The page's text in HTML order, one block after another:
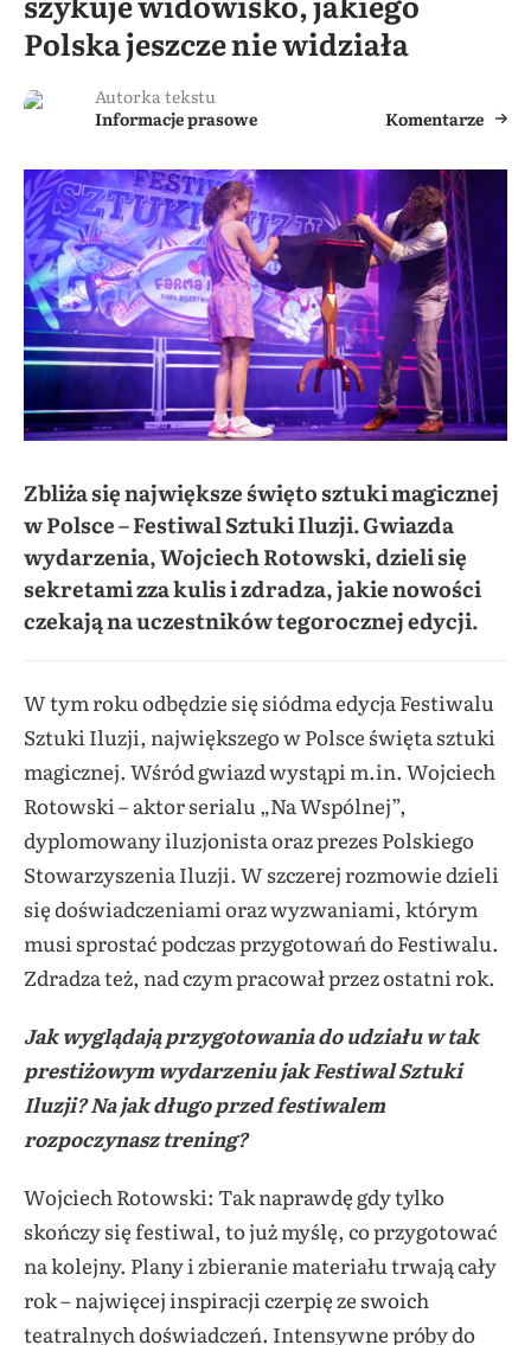
Polska jeszcze nie widziała
Autorka tekstu
Informacje prasowe
Komentarze
Zbliża się największe święto sztuki magicznej
w Polsce – Festiwal Sztuki Iluzji. Gwiazda
wydarzenia, Wojciech Rotowski, dzieli się
sekretami zza kulis i zdradza, jakie nowości
czekają na uczestników tegorocznej edycji.
W tym roku odbędzie się siódma edycja Festiwalu
Sztuki Iluzji, największego w Polsce święta sztuki
magicznej. Wśród gwiazd wystąpi m.in. Wojciech
Rotowski – aktor serialu „Na Wspólnej”,
dyplomowany iluzjonista oraz prezes Polskiego
Stowarzyszenia Iluzji. W szczerej rozmowie dzieli
się doświadczeniami oraz wyzwaniami, którym
musi sprostać podczas przygotowań do Festiwalu.
Zdradza też, nad czym pracował przez ostatni rok.
Jak wyglądają przygotowania do udziału w tak
prestiżowym wydarzeniu jak Festiwal Sztuki
Iluzji? Na jak długo przed festiwalem
rozpoczynasz trening?
Wojciech Rotowski: Tak naprawdę gdy tylko
skończy się festiwal, to już myślę, co przygotować
na kolejny. Plany i zbieranie materiału trwają cały
rok – najwięcej inspiracji czerpię ze swoich
teatralnych doświadczeń. Intensywne próby do